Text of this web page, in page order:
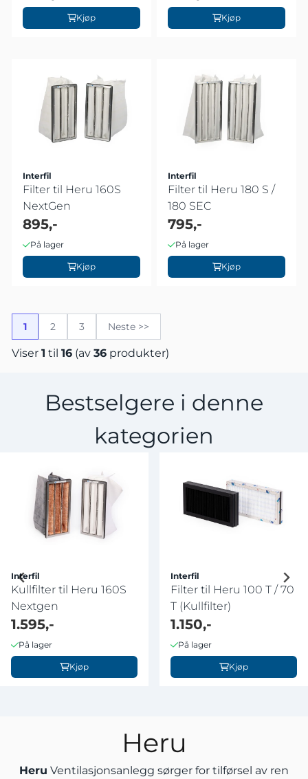
Kjøp Kjøp
Interfil
Filter til Heru 160S
NextGen
895,-
På lager
Kjøp
Interfil
Filter til Heru 180 S /
180 SEC
795,-
På lager
Kjøp
1 2 3 Neste >>
Viser 1 til 16(av 36produkter)
Bestselgere i denne
kategorien
Interfil
Kullfilter til Heru 160S
Nextgen
1.595,-
På lager
Kjøp
Interfil
Filter til Heru 100 T / 70
T (Kullfilter)
1.150,-
På lager
Kjøp
Heru
Heru Ventilasjonsanlegg sørger for tilførsel av ren